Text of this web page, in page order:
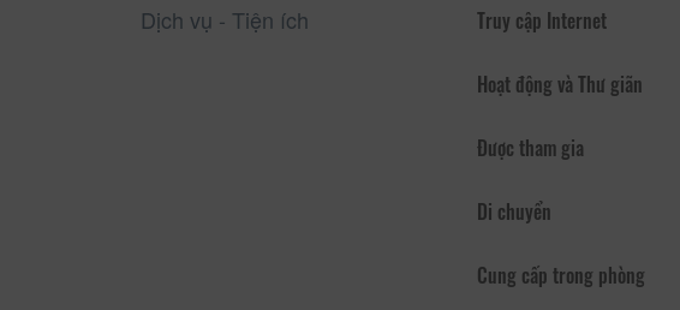
Dịch vụ - Tiện ích Truy cập Internet
Hoạt động và Thư giãn
Được tham gia
Di chuyển
Cung cấp trong phòng